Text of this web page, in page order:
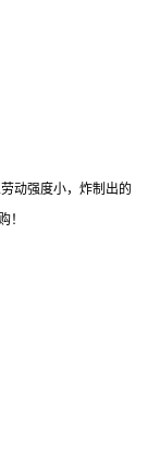
动强度小，炸制出的
！